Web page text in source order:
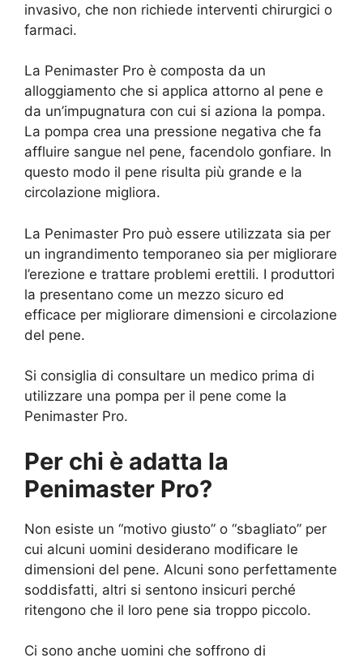
invasivo, che non richiede interventi chirurgici o
farmaci.
La Penimaster Pro è composta da un
alloggiamento che si applica attorno al pene e
da un’impugnatura con cui si aziona la pompa.
La pompa crea una pressione negativa che fa
affluire sangue nel pene, facendolo gonfiare. In
questo modo il pene risulta più grande e la
circolazione migliora.
La Penimaster Pro può essere utilizzata sia per
un ingrandimento temporaneo sia per migliorare
l’erezione e trattare problemi erettili. I produttori
la presentano come un mezzo sicuro ed
efficace per migliorare dimensioni e circolazione
del pene.
Si consiglia di consultare un medico prima di
utilizzare una pompa per il pene come la
Penimaster Pro.
Per chi è adatta la
Penimaster Pro?
Non esiste un “motivo giusto” o “sbagliato” per
cui alcuni uomini desiderano modificare le
dimensioni del pene. Alcuni sono perfettamente
soddisfatti, altri si sentono insicuri perché
ritengono che il loro pene sia troppo piccolo.
Ci sono anche uomini che soffrono di